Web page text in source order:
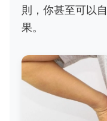
則，你甚至可以
果。